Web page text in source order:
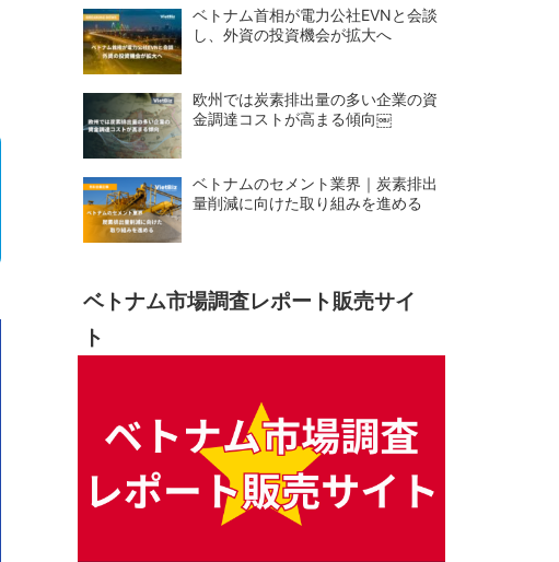
ベトナム首相が電力公社EVNと会談
し、外資の投資機会が拡大へ
欧州では炭素排出量の多い企業の資
金調達コストが高まる傾向￼
ベトナムのセメント業界｜炭素排出
量削減に向けた取り組みを進める
ベトナム市場調査レポート販売サイ
ト